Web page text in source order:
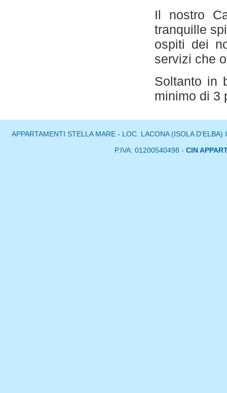
Il nostro
tranquille
ospiti dei
servizi che
Soltanto in
minimo di 3
APPARTAMENTI STELLA MARE - LOC. LACONA (ISOLA D'ELBA)
P.IVA: 01200540498 - CIN